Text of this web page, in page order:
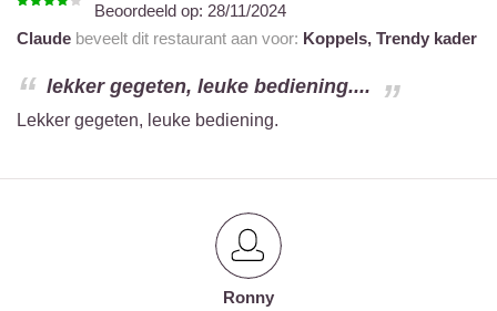
Beoordeeld op: 28/11/2024
Claude beveelt dit restaurant aan voor: Koppels, Trendy kader
lekker gegeten, leuke bediening....
Lekker gegeten, leuke bediening.
Ronny